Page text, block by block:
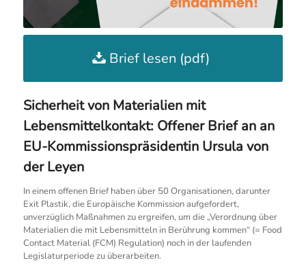
Brief lesen (pdf)
Sicherheit von Materialien mit
Lebensmittelkontakt: Offener Brief an an
EU-Kommissionspräsidentin Ursula von
der Leyen
In einem offenen Brief haben über 50 Organisationen, darunter
Exit Plastik, die Europäische Kommission aufgefordert,
unverzüglich Maßnahmen zu ergreifen, um die „Verordnung über
Materialien die mit Lebensmitteln in Berührung kommen“ (= Food
Contact Material (FCM) Regulation) noch in der laufenden
Legislaturperiode zu überarbeiten.